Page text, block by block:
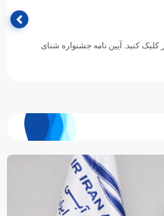
کنید. آیین نامه جشنواره شنای